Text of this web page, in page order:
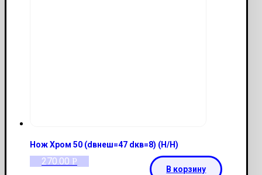
Нож Хром 50 (dвнеш=47 dкв=8) (Н/Н)
270.00 Р
В корзину